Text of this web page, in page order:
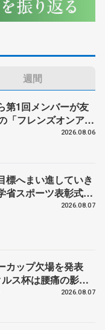
週間
第1回メンバーが友
フレンズオンアイ
、有川梨絵さん、
2026.08.06
標へまい進していき
スポーツ表彰式で
2026.08.07
カップ欠場を発表
ス杯は腰痛の影響
2026.08.07